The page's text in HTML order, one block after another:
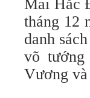
Mai Hắc
tháng 12
danh
võ
Vương